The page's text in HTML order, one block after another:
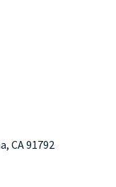
CA 91792